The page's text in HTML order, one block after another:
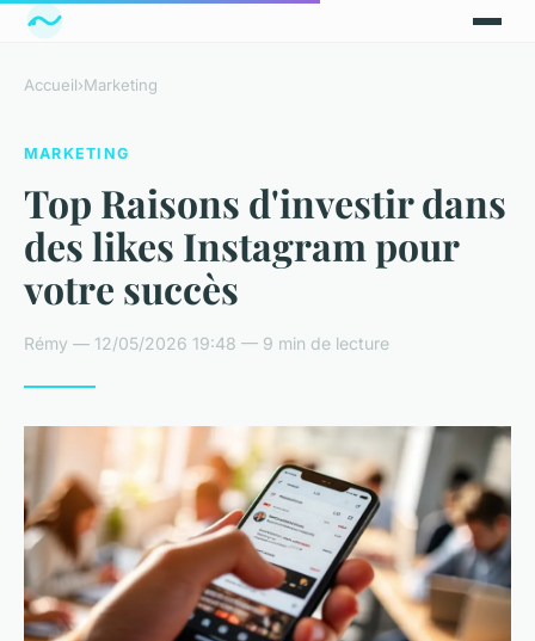
Accueil›Marketing
MARKETING
Top Raisons d'investir dans
des likes Instagram pour
votre succès
Rémy — 12/05/2026 19:48 — 9 min de lecture